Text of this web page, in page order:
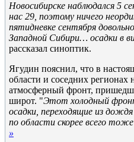
Новосибирске наблюдался 5
нас 29, поэтому ничего
пятидневке сентября
Западной Сибири… осадки в
рассказал синоптик.
Ягудин пояснил, что в
области и соседних регионах
атмосферный фронт,
широт. "Этот холодный
осадки, переходящие из
по области скорее всего
»